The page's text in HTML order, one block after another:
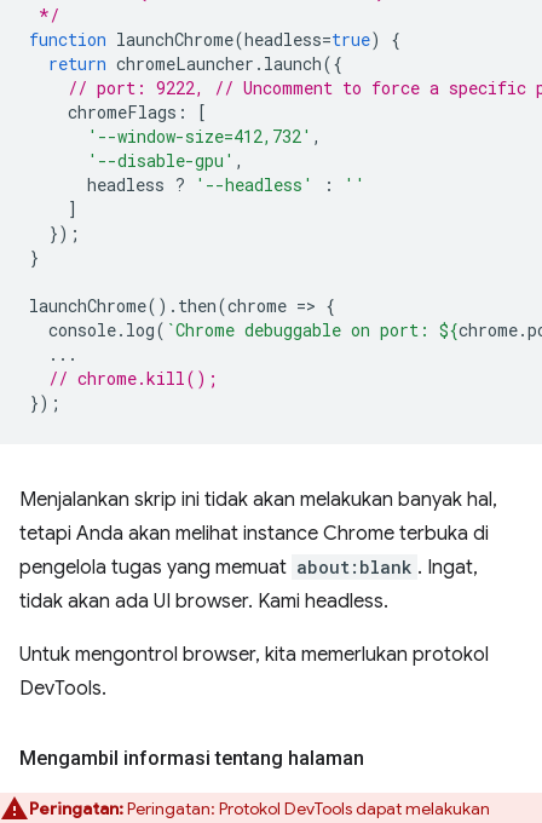
*/
function launchChrome(headless=true)
{
return chromeLauncher . launch({
// port: 9222, // Uncomment to force a specific
chromeFlags :
[
'--window-size=412,732' ,
'--disable-gpu' ,
headless ? '--headless' :
''
]
});
}
launchChrome(). then(chrome => {
console. log( `Chrome debuggable on port: ${chrome.
...
// chrome.kill();
});
Menjalankan skrip ini tidak akan melakukan banyak hal,
tetapi Anda akan melihat instance Chrome terbuka di
pengelola tugas yang memuat about:blank . Ingat,
tidak akan ada UI browser. Kami headless.
Untuk mengontrol browser, kita memerlukan protokol
DevTools.
Mengambil informasi tentang halaman
Peringatan:Peringatan: Protokol DevTools dapat melakukan